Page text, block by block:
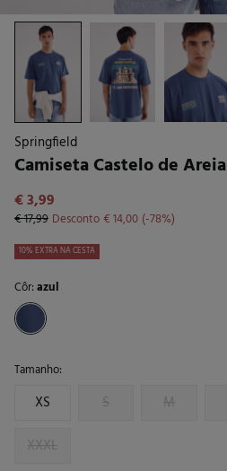
Springfield
Camiseta Castelo de Areia
€ 3,99
€ 17,99 Desconto€ 14,00 78
10% EXTRA NA CESTA
Côr:azul
Tamanho:
XS S M
XXXL